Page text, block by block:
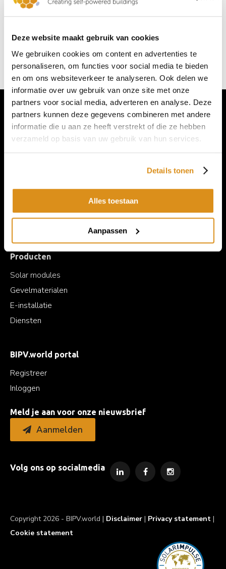
Deze website maakt gebruik van cookies
We gebruiken cookies om content en advertenties te
personaliseren, om functies voor social media te bieden
en om ons websiteverkeer te analyseren. Ook delen we
informatie over uw gebruik van onze site met onze
partners voor social media, adverteren en analyse. Deze
partners kunnen deze gegevens combineren met andere
informatie die u aan ze heeft verstrekt of die ze hebben
verzameld op basis van uw gebruik van hun services.
Details tonen
Alles toestaan
Aanpassen
Hij is een echte technische puzzelaar waarvan we ontzettend
blij zijn dat hij een deel uitmaakt van ons team.
Wil je nou nog meer weten over Eugene? Bekijk zijn LinkedIn!
Wordt een BIPV.world partner
Producten
Solar modules
Gevelmaterialen
E-installatie
Diensten
BIPV.world portal
Registreer
Inloggen
Meld je aan voor onze nieuwsbrief
Aanmelden
Volg ons op socialmedia
Copyright 2026 - BIPV.world | Disclaimer | Privacy statement |
Cookie statement